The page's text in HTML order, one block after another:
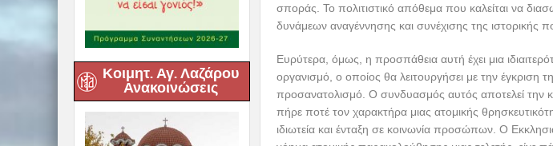
Κοιμητ. Αγ. Λαζάρου
Ανακοινώσεις
σποράς. Το πολιτιστικό απόθεμα που καλείται να
δυνάμεων αναγέννησης και συνέχισης της ιστορικής
Ευρύτερα, όμως, η προσπάθεια αυτή έχει μια
οργανισμό, ο οποίος θα λειτουργήσει με την έγκριση
προσανατολισμό. Ο συνδυασμός αυτός αποτελεί την
πήρε ποτέ τον χαρακτήρα μιας ατομικής
ιδιωτεία και ένταξη σε κοινωνία προσώπων. Ο